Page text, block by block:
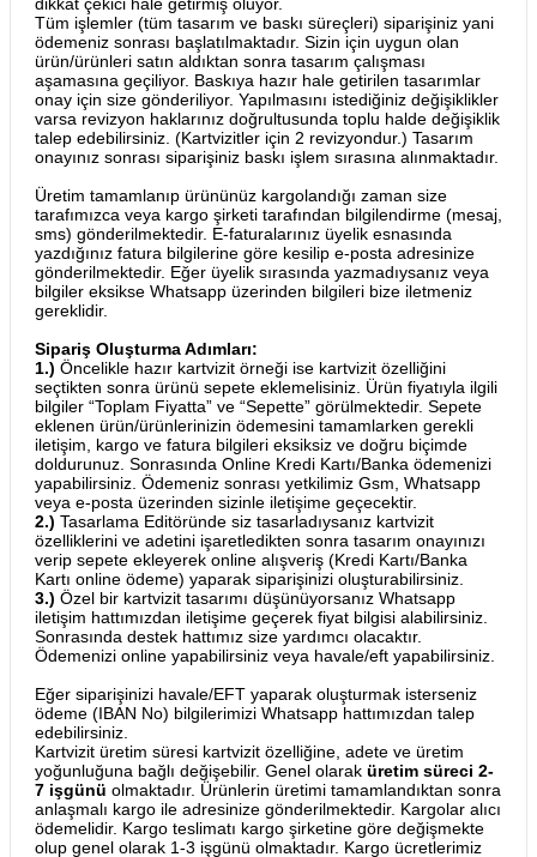
Tüm işlemler (tüm tasarım ve baskı süreçleri) siparişiniz yani
ödemeniz sonrası başlatılmaktadır. Sizin için uygun olan
ürün/ürünleri satın aldıktan sonra tasarım çalışması
aşamasına geçiliyor. Baskıya hazır hale getirilen tasarımlar
onay için size gönderiliyor. Yapılmasını istediğiniz değişiklikler
varsa revizyon haklarınız doğrultusunda toplu halde değişiklik
talep edebilirsiniz. (Kartvizitler için 2 revizyondur.) Tasarım
onayınız sonrası siparişiniz baskı işlem sırasına alınmaktadır.
Üretim tamamlanıp ürününüz kargolandığı zaman size
tarafımızca veya kargo şirketi tarafından bilgilendirme (mesaj,
sms) gönderilmektedir. E-faturalarınız üyelik esnasında
yazdığınız fatura bilgilerine göre kesilip e-posta adresinize
gönderilmektedir. Eğer üyelik sırasında yazmadıysanız veya
bilgiler eksikse Whatsapp üzerinden bilgileri bize iletmeniz
gereklidir.
Sipariş Oluşturma Adımları:
1.) Öncelikle hazır kartvizit örneği ise kartvizit özelliğini
seçtikten sonra ürünü sepete eklemelisiniz. Ürün fiyatıyla ilgili
bilgiler “Toplam Fiyatta” ve “Sepette” görülmektedir. Sepete
eklenen ürün/ürünlerinizin ödemesini tamamlarken gerekli
iletişim, kargo ve fatura bilgileri eksiksiz ve doğru biçimde
doldurunuz. Sonrasında Online Kredi Kartı/Banka ödemenizi
yapabilirsiniz. Ödemeniz sonrası yetkilimiz Gsm, Whatsapp
veya e-posta üzerinden sizinle iletişime geçecektir.
2.) Tasarlama Editöründe siz tasarladıysanız kartvizit
özelliklerini ve adetini işaretledikten sonra tasarım onayınızı
verip sepete ekleyerek online alışveriş (Kredi Kartı/Banka
Kartı online ödeme) yaparak siparişinizi oluşturabilirsiniz.
3.) Özel bir kartvizit tasarımı düşünüyorsanız Whatsapp
iletişim hattımızdan iletişime geçerek fiyat bilgisi alabilirsiniz.
Sonrasında destek hattımız size yardımcı olacaktır.
Ödemenizi online yapabilirsiniz veya havale/eft yapabilirsiniz.
Eğer siparişinizi havale/EFT yaparak oluşturmak isterseniz
ödeme (IBAN No) bilgilerimizi Whatsapp hattımızdan talep
edebilirsiniz.
Kartvizit üretim süresi kartvizit özelliğine, adete ve üretim
yoğunluğuna bağlı değişebilir. Genel olarak üretim süreci 2-
7 işgünü olmaktadır. Ürünlerin üretimi tamamlandıktan sonra
anlaşmalı kargo ile adresinize gönderilmektedir. Kargolar alıcı
ödemelidir. Kargo teslimatı kargo şirketine göre değişmekte
olup genel olarak 1-3 işgünü olmaktadır. Kargo ücretlerimiz